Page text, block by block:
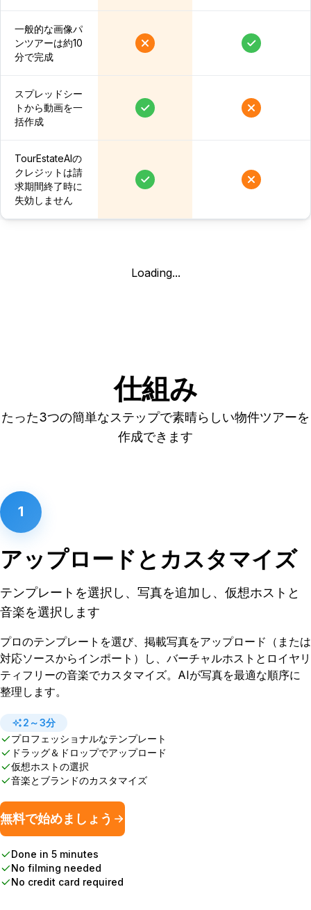
一般的な画像パ
ンツアーは約10
分で完成
スプレッドシー
トから動画を一
括作成
TourEstateAIの
クレジットは請
求期間終了時に
失効しません
Loading...
仕組み
たった3つの簡単なステップで素晴らしい物件ツアーを
作成できます
1
アップロードとカスタマイズ
テンプレートを選択し、写真を追加し、仮想ホストと
音楽を選択します
プロのテンプレートを選び、掲載写真をアップロード（または
対応ソースからインポート）し、バーチャルホストとロイヤリ
ティフリーの音楽でカスタマイズ。AIが写真を最適な順序に
整理します。
2～3分
プロフェッショナルなテンプレート
ドラッグ＆ドロップでアップロード
仮想ホストの選択
音楽とブランドのカスタマイズ
無料で始めましょう
Done in 5 minutes
No filming needed
No credit card required